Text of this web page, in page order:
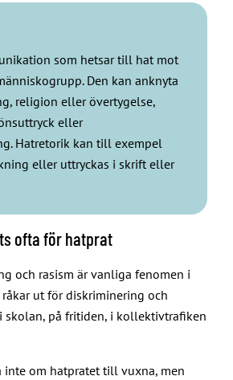
som hetsar till hat mot
Den kan anknyta
religion eller övertygelse,
eller
Hatretorik kan till exempel
eller uttryckas i skrift eller
ofta för hatprat
och rasism är vanliga fenomen i
ut för diskriminering och
skolan, på fritiden, i kollektivtrafiken
inte om hatpratet till vuxna, men